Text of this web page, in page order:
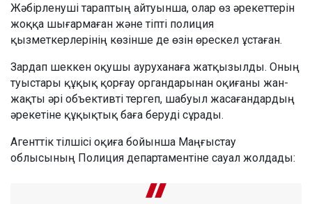
Жәбірленуші тараптың айтуынша, олар өз әрекеттерін
жоққа шығармаған және тіпті полиция
қызметкерлерінің көзінше де өзін өрескел ұстаған.
Зардап шеккен оқушы ауруханаға жатқызылды. Оның
туыстары құқық қорғау органдарынан оқиғаны жан-
жақты әрі объективті тергеп, шабуыл жасағандардың
әрекетіне құқықтық баға беруді сұрады.
Агенттік тілшісі оқиға бойынша Маңғыстау
облысының Полиция департаментіне сауал жолдады: